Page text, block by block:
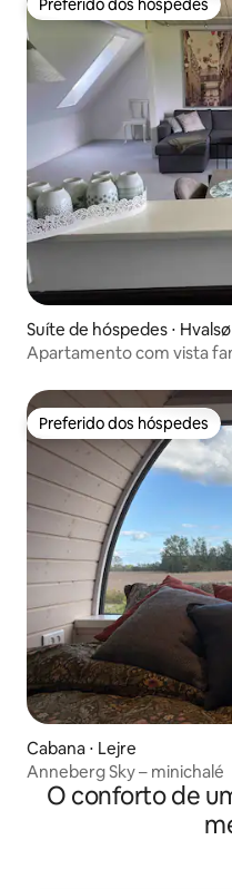
Preferido dos hóspedes
Preferido dos hóspedes
Suíte de hóspedes ⋅ Hvalsø
Apartamento com vista
Preferido dos hóspedes
Preferido dos hóspedes
Cabana ⋅ Lejre
Anneberg Sky – minichalé
O conforto de